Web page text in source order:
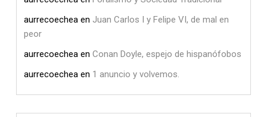
aurrecoechea en Juan Carlos I y Felipe VI, de mal en
peor
aurrecoechea en Conan Doyle, espejo de hispanófobos
aurrecoechea en 1 anuncio y volvemos.